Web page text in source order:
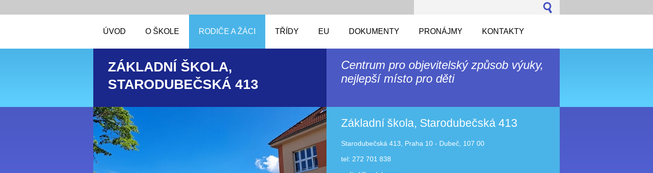
ÚVOD O ŠKOLE RODIČE A ŽÁCI TŘÍDY EU DOKUMENTY PRONÁJMY KONTAKTY
ZÁKLADNÍ ŠKOLA,
STARODUBEČSKÁ 413
Centrum pro objevitelský způsob výuky,
nejlepší místo pro děti
Základní škola, Starodubečská 413
Starodubečská 413, Praha 10 - Dubeč, 107 00
tel: 272 701 838